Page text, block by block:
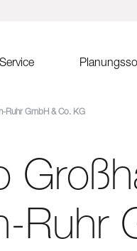
Solrif für Planer
Solrif für
Solardachziegel
Release Notes
Ruhr GmbH & Co. KG
Ruhr